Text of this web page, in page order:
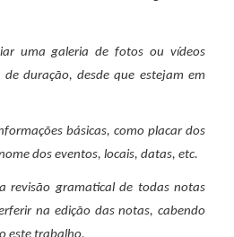
uma galeria de fotos ou vídeos
duração, desde que estejam em
básicas, como placar dos
dos eventos, locais, datas, etc.
revisão gramatical de todas notas
na edição das notas, cabendo